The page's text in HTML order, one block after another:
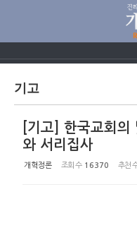
기고
[기고] 한국교회
와 서리집사
개혁정론 조회 수 16370 추천